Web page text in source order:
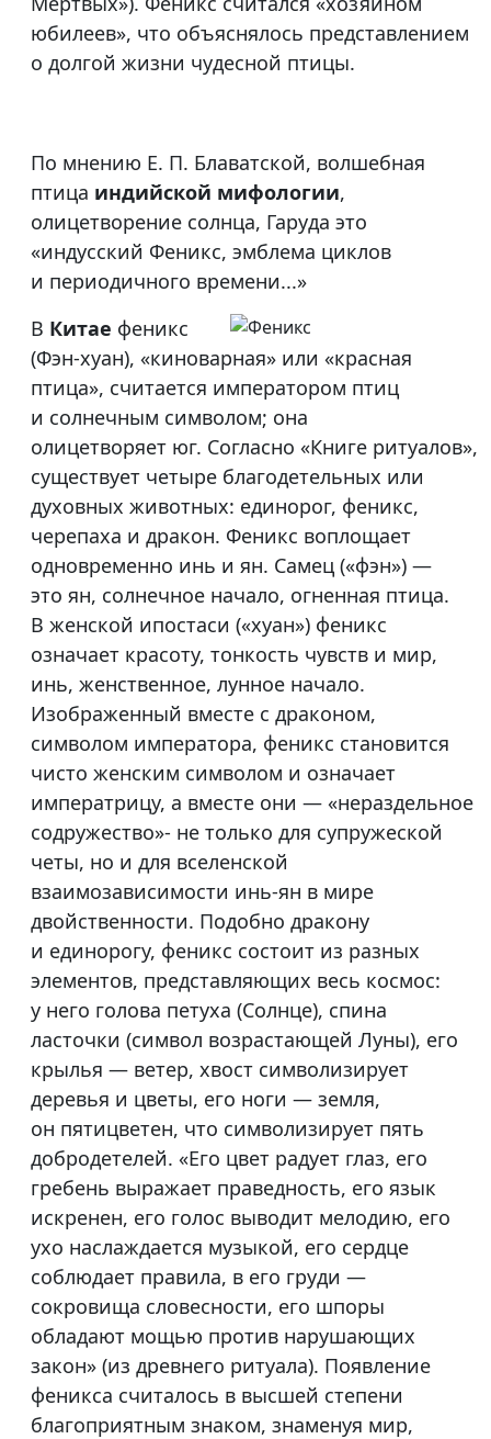
юбилеев», что объяснялось представлением
о долгой жизни чудесной птицы.
По мнению Е. П. Блаватской, волшебная
птица индийской мифологии,
олицетворение солнца, Гаруда это
«индусский Феникс, эмблема циклов
и периодичного времени...»
В Китае феникс
(Фэн-хуан), «киноварная» или «красная
птица», считается императором птиц
и солнечным символом; она
олицетворяет юг. Согласно «Книге ритуалов»,
существует четыре благодетельных или
духовных животных: единорог, феникс,
черепаха и дракон. Феникс воплощает
одновременно инь и ян. Самец («фэн») —
это ян, солнечное начало, огненная птица.
В женской ипостаси («хуан») феникс
означает красоту, тонкость чувств и мир,
инь, женственное, лунное начало.
Изображенный вместе с драконом,
символом императора, феникс становится
чисто женским символом и означает
императрицу, а вместе они — «нераздельное
содружество»- не только для супружеской
четы, но и для вселенской
взаимозависимости инь-ян в мире
двойственности. Подобно дракону
и единорогу, феникс состоит из разных
элементов, представляющих весь космос:
у него голова петуха (Солнце), спина
ласточки (символ возрастающей Луны), его
крылья — ветер, хвост символизирует
деревья и цветы, его ноги — земля,
он пятицветен, что символизирует пять
добродетелей. «Его цвет радует глаз, его
гребень выражает праведность, его язык
искренен, его голос выводит мелодию, его
ухо наслаждается музыкой, его сердце
соблюдает правила, в его груди —
сокровища словесности, его шпоры
обладают мощью против нарушающих
закон» (из древнего ритуала). Появление
феникса считалось в высшей степени
благоприятным знаком, знаменуя мир,